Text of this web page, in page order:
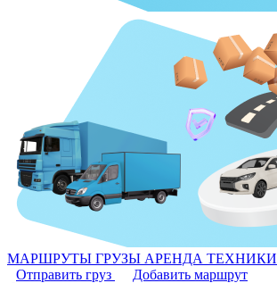
МАРШРУТЫ ГРУЗЫ АРЕНДА ТЕХНИКИ
Отправить груз
Добавить маршрут